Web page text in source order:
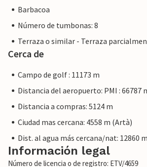
Barbacoa
Número de tumbonas: 8
Terraza o similar - Terraza
Cerca de
Campo de golf : 11173 m
Distancia del aeropuerto: PMI : 66787
Distancia a compras: 5124 m
Ciudad mas cercana: 4558 m (Artà)
Dist. al agua más cercana/nat: 12860
Información legal
Número de licencia o de registro: ETV/4659